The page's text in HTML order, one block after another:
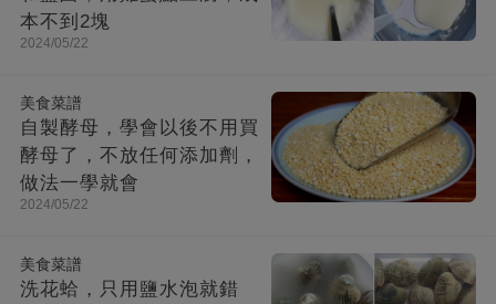
本不到2塊
2024/05/22
美食菜譜
自製酵母，學會以後不用買
酵母了，不放任何添加劑，
做法一學就會
2024/05/22
美食菜譜
洗花蛤，只用鹽水泡就錯